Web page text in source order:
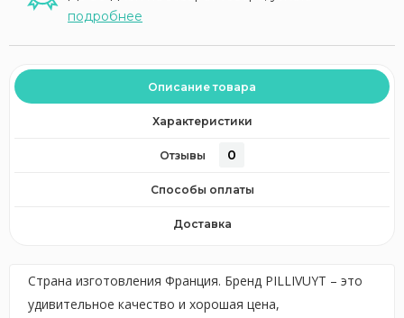
подробнее
Описание товара
Характеристики
Отзывы 0
Способы оплаты
Доставка
Страна изготовления Франция. Бренд PILLIVUYT – это
удивительное качество и хорошая цена,